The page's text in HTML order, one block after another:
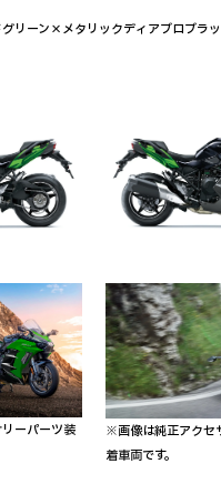
リーン×メタリックディアブロブラ
ーパーツ装
※画像は純正アクセ
着車両です。